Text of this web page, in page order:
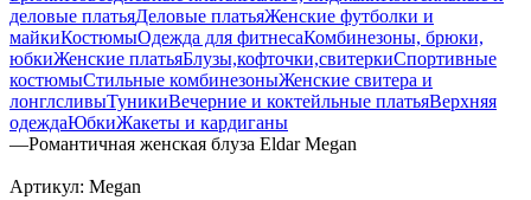
деловые платьяДеловые платьяЖенские футболки и
майкиКостюмыОдежда для фитнесаКомбинезоны, брюки,
юбкиЖенские платьяБлузы,кофточки,свитеркиСпортивные
костюмыСтильные комбинезоныЖенские свитера и
лонглсливыТуникиВечерние и коктейльные платьяВерхняя
одеждаЮбкиЖакеты и кардиганы
—Романтичная женская блуза Eldar Megan
Артикул: Megan